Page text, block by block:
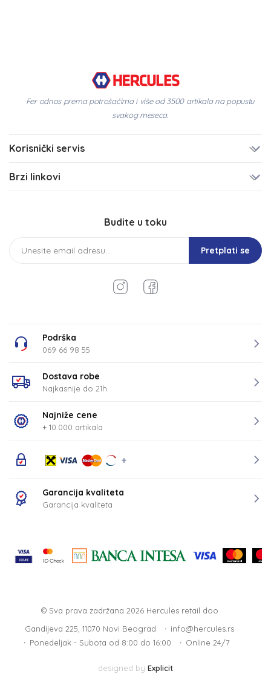
Fer odnos prema potrošačima i više od 3500 artikala na popustu
svakog meseca.
Korisnički servis
Brzi linkovi
Budite u toku
Pretplati se
Podrška
069 66 98 55
Dostava robe
Najkasnije do 21h
Najniže cene
+ 10.000 artikala
Garancija kvaliteta
Garancija kvaliteta
© Sva prava zadržana 2026Hercules retail doo
Gandijeva 225, 11070 Novi Beograd
info@hercules.rs
Ponedeljak - Subota od 8:00 do 16:00
Online 24/7
designed by Explicit